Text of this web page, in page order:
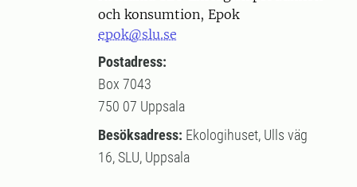
och konsumtion, Epok
epok@slu.se
Postadress:
Box 7043
750 07 Uppsala
Besöksadress: Ekologihuset, Ulls väg
16, SLU, Uppsala